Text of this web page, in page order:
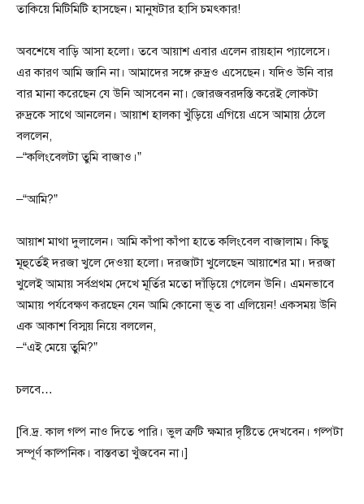
তাকিয়ে মিটিমিটি হাসছেন। মানুষটার হাসি চমৎকার!
অবশেষে বাড়ি আসা হলো। তবে আয়াশ এবার এলেন রায়হান প্যালেসে।
এর কারণ আমি জানি না। আমাদের সঙ্গে রুদ্রও এসেছেন। যদিও উনি বার
বার মানা করেছেন যে উনি আসবেন না। জোরজবরদস্তি করেই লোকটা
রুদ্রকে সাথে আনলেন। আয়াশ হালকা খুঁড়িয়ে এগিয়ে এসে আমায় ঠেলে
বললেন,
–“কলিংবেলটা তুমি বাজাও।”
–“আমি?”
আয়াশ মাথা দুলালেন। আমি কাঁপা কাঁপা হাতে কলিংবেল বাজালাম। কিছু
মূহুর্তেই দরজা খুলে দেওয়া হলো। দরজাটা খুলেছেন আয়াশের মা। দরজা
খুলেই আমায় সর্বপ্রথম দেখে মূর্তির মতো দাঁড়িয়ে গেলেন উনি। এমনভাবে
আমায় পর্যবেক্ষণ করছেন যেন আমি কোনো ভূত বা এলিয়েন! একসময় উনি
এক আকাশ বিস্ময় নিয়ে বললেন,
–“এই মেয়ে তুমি?”
চলবে…
[বি.দ্র. কাল গল্প নাও দিতে পারি। ভুল ত্রুটি ক্ষমার দৃষ্টিতে দেখবেন। গল্পটা
সম্পূর্ণ কাল্পনিক। বাস্তবতা খুঁজবেন না।]